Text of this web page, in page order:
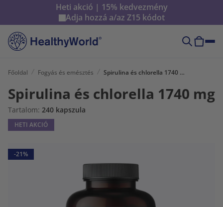
Heti akció | 15% kedvezmény
Adja hozzá a/az Z15 kódot
Főoldal Fogyás és emésztés Spirulina és chlorella 1740 mg
Spirulina és chlorella 1740 mg
Tartalom: 240 kapszula
HETI AKCIÓ
-21%